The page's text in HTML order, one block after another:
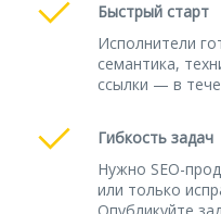
Быстрый старт
Исполнители
семантика,
ссылки — в
Гибкость задач
Нужно SEO-
или только